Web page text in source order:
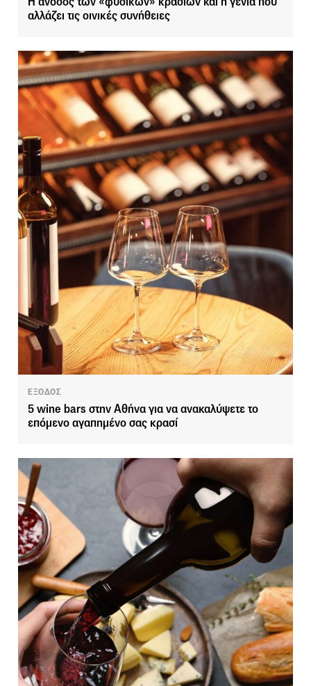
αλλάζει τις οινικές συνήθειες
ΕΞΟΔΟΣ
5 wine bars στην Αθήνα για να ανακαλύψετε το
επόμενο αγαπημένο σας κρασί